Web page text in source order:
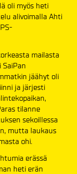
oli myös heti
alivoimalla Ahti
mailasta
SaiPan
jäähyt oli
ja järjesti
tilanne
sekoillessa
mutta laukaus
ohi.
erässä
heti erän